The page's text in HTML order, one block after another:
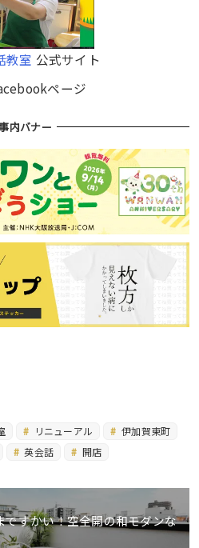
教室 公式サイト
ページ
内バナー
リニューアル
伊加賀東町
英会話 開店
すかい！空全開の和モダンな